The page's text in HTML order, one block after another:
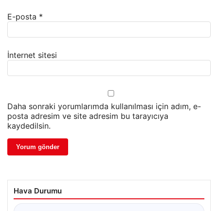
E-posta *
İnternet sitesi
Daha sonraki yorumlarımda kullanılması için adım, e-
posta adresim ve site adresim bu tarayıcıya
kaydedilsin.
Hava Durumu